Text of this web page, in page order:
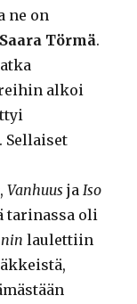
ne on
Saara Törmä.
alkoi
. Sellaiset
,Vanhuus ja Iso
tarinassa oli
laulettiin